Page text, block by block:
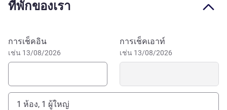
I am delighted to welcome you to our sublime hotel that
understated appearance, this hotel has elegance,
refinement and timeless chic.
Jérémy VACHERAT ฝ่ายบริหารโรงแรม
ที่พักของเรา
จองโรงแรมนี้
การเช็คอิน
เช่น 13/08/2026
การเช็คเอาท์
เช่น 13/08/2026
1 ห้อง, 1 ผู้ใหญ่